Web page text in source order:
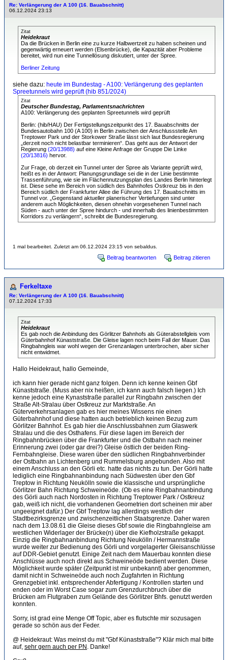
Re: Verlängerung der A 100 (16. Bauabschnitt)
06.12.2024 23:13
Zitat
Heidekraut
Da die Brücken in Berlin eine zu kurze Halbwertzeit zu haben scheinen und
gegenwärtig erneuert werden (Elsenbrücke), die Kapazität aber Probleme
bereitet, wird nun eine Tunnellösung diskutiert, unter der Spree.
Berliner Zeitung
siehe dazu: heute im Bundestag - A100: Verlängerung des geplanten
Spreetunnels wird geprüft (hib 851/2024)
Zitat
Deutscher Bundestag, Parlamentsnachrichten
A100: Verlängerung des geplanten Spreetunnels wird geprüft
Berlin: (hib/HAU) Der Fertigstellungszeitpunkt des 17. Bauabschnitts der
Bundesautobahn 100 (A 100) in Berlin zwischen der Anschlussstelle Am
Treptower Park und der Storkower Straße lässt sich laut Bundesregierung
„derzeit noch nicht belastbar terminieren“. Das geht aus der Antwort der
Regierung (20/13988) auf eine Kleine Anfrage der Gruppe Die Linke
(20/13816) hervor.
Zur Frage, ob derzeit ein Tunnel unter der Spree als Variante geprüft wird,
heißt es in der Antwort: Planungsgrundlage sei die in der Linie bestimmte
Trassenführung, wie sie im Flächennutzungsplan des Landes Berlin hinterlegt
ist. Diese sehe im Bereich von südlich des Bahnhofes Ostkreuz bis in den
Bereich südlich der Frankfurter Allee die Führung des 17. Bauabschnitts im
Tunnel vor. „Gegenstand aktueller planerischer Vertiefungen sind unter
anderem auch Möglichkeiten, diesen ohnehin vorgesehenen Tunnel nach
Süden - auch unter der Spree hindurch - und innerhalb des linienbestimmten
Korridors zu verlängern“, schreibt die Bundesregierung.
1 mal bearbeitet. Zuletzt am 06.12.2024 23:15 von sebaldus.
Beitrag beantworten Beitrag zitieren
Ferkeltaxe
Re: Verlängerung der A 100 (16. Bauabschnitt)
07.12.2024 17:33
Zitat
Heidekraut
Es gab noch die Anbindung des Görlitzer Bahnhofs als Güterabstellgleis vom
Güterbahnhof Künaststraße. Die Gleise lagen noch beim Fall der Mauer. Das
Ringbahngleis war wohl wegen der Grenzanlagen unterbrochen, aber sicher
nicht entwidmet.
Hallo Heidekraut, hallo Gemeinde,
ich kann hier gerade nicht ganz folgen. Denn ich kenne keinen Gbf
Künaststraße. (Muss aber nix heißen, ich kann auch falsch liegen.) Ich
kenne jedoch eine Kynaststraße parallel zur Ringbahn zwischen der
Straße Alt-Stralau über Ostkreuz zur Marktstraße. An
Güterverkehrsanlagen gab es hier meines Wissens nie einen
Güterbahnhof und diese hatten auch betrieblich keinen Bezug zum
Görlitzer Bahnhof. Es gab hier die Anschlussbahnen zum Glaswerk
Stralau und die des Osthafens. Für diese lagen im Bereich der
Ringbahnbrücken über die Frankfurter und die Ostbahn nach meiner
Erinnerung zwei (oder gar drei?) Gleise östlich der beiden Ring-
Fernbahngleise. Diese waren über den südlichen Ringbahnverbinder
der Ostbahn an Lichtenberg und Rummelsburg angebunden. Also mit
einem Anschluss an den Görli etc. hatte das nichts zu tun. Der Görli hatte
lediglich eine Ringbahnanbindung nach Südwesten über den Gbf
Treptow in Richtung Neukölln sowie die klassische und ursprüngliche
Görlitzer Bahn Richtung Schweineöde. (Ob es eine Ringbahnanbindung
des Görli auch nach Nordosten in Richtung Treptower Park / Ostkreuz
gab, weiß ich nicht, die vorhandenen Geometrien dort scheinen mir aber
ungeeignet dafür.) Der Gbf Treptow lag allerdings westlich der
Stadtbezirksgrenze und zwischenzeitlichen Staatsgrenze. Daher waren
nach dem 13.08.61 die Gleise dieses Gbf sowie die Ringbahngleise am
westlichen Widerlager der Brücke(n) über die Kiefholzstraße gekappt.
Einzig die Ringbahnanbindung Richtung Neukölln / Hermannstraße
wurde weiter zur Bedienung des Görli und vorgelagerter Gleisanschlüsse
auf DDR-Gebiet genutzt. Einige Zeit nach dem Mauerbau konnten diese
Anschlüsse auch noch direkt aus Schweineöde bedient werden. Diese
Möglichkeit wurde später (Zeitpunkt ist mir unbekannt) aber genommen,
damit nicht in Schweineöde auch noch Zugfahrten in Richtung
Grenzgebiet inkl. entsprechender Abfertigung / Kontrollen starten und
enden oder im Worst Case sogar zum Grenzdurchbruch über die
Brücken am Flutgraben zum Gelände des Görlitzer Bhfs. genutzt werden
konnten.
Sorry, ist grad eine Menge Off Topic, aber es flutschte mir sozusagen
gerade so schön aus der Feder.
@ Heidekraut: Was meinst du mit "Gbf Künaststraße"? Klär mich mal bitte
auf, sehr gern auch per PN . Danke!